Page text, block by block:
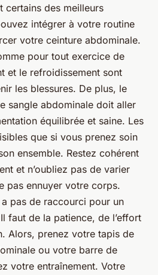
certains des meilleurs
intégrer à votre routine
votre ceinture abdominale.
pour tout exercice de
et le refroidissement sont
les blessures. De plus, le
sangle abdominale doit aller
équilibrée et saine. Les
que si vous prenez soin
ensemble. Restez cohérent
et n’oubliez pas de varier
pas ennuyer votre corps.
pas de raccourci pour un
faut de la patience, de l’effort
Alors, prenez votre tapis de
ou votre barre de
votre entraînement. Votre